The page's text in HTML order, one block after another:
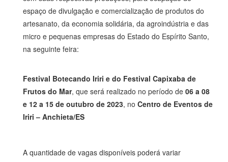
espaço de divulgação e comercialização de produtos do
artesanato, da economia solidária, da agroindústria e das
micro e pequenas empresas do Estado do Espírito Santo,
na seguinte feira:
Festival Botecando Iriri e do Festival Capixaba de
Frutos do Mar, que será realizado no período de 06 a 08
e 12 a 15 de outubro de 2023, no Centro de Eventos de
Iriri – Anchieta/ES
A quantidade de vagas disponíveis poderá variar